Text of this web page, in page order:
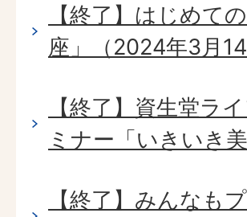
【終了】はじめて
座」（2024年3月14
【終了】資生堂ラ
ミナー「いきいき
【終了】みんなも